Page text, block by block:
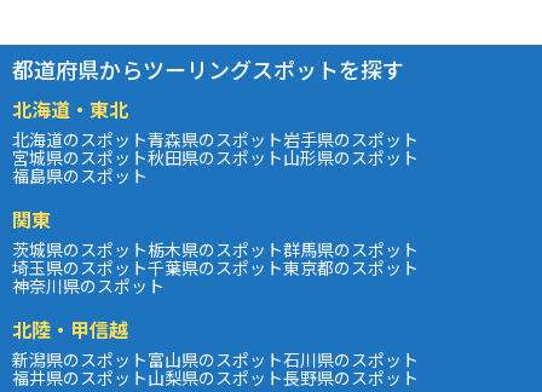
都道府県からツーリングスポットを探す
北海道・東北
北海道のスポット青森県のスポット岩手県のスポット
宮城県のスポット秋田県のスポット山形県のスポット
福島県のスポット
関東
茨城県のスポット栃木県のスポット群馬県のスポット
埼玉県のスポット千葉県のスポット東京都のスポット
神奈川県のスポット
北陸・甲信越
新潟県のスポット富山県のスポット石川県のスポット
福井県のスポット山梨県のスポット長野県のスポット